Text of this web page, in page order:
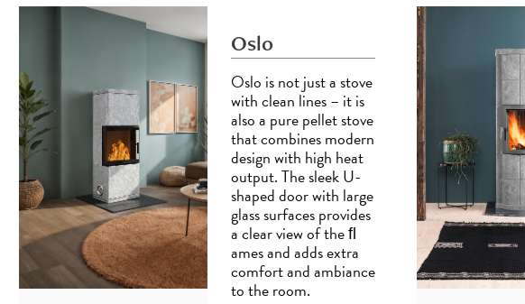
Assembly instructions Rome
Oslo
Oslo is not just a stove
with clean lines – it is
also a pure pellet stove
that combines modern
design with high heat
output. The sleek U-
shaped door with large
glass surfaces provides
a clear view of the ﬂ
ames and adds extra
comfort and ambiance
to the room.